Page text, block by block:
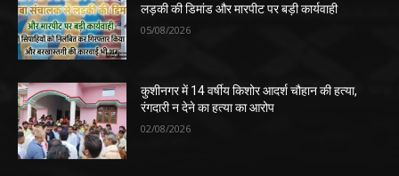
लड़की की डिमांड और मारपीट पर बड़ी कार्यवाही
05/08/2026
कुशीनगर में 14 वर्षीय किशोर आदर्श चौहान की हत्या,
रंगदारी न देने का हत्या का आरोप
02/08/2026